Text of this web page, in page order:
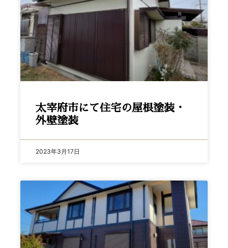
太宰府市にて住宅の屋根塗装・
外壁塗装
2023年3月17日